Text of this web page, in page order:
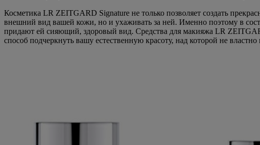
Косметика LR ZEITGARD Signature не только позволяет создать
внешний вид вашей кожи, но и ухаживать за ней. Именно поэтому в
придают ей сияющий, здоровый вид. Средства для макияжа LR
способ подчеркнуть вашу естественную красоту, над которой не властно